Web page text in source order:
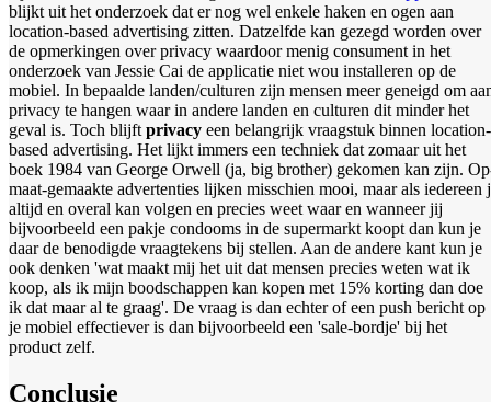
blijkt uit het onderzoek dat er nog wel enkele haken en ogen aan
location-based advertising zitten. Datzelfde kan gezegd worden over
de opmerkingen over privacy waardoor menig consument in het
onderzoek van Jessie Cai de applicatie niet wou installeren op de
mobiel. In bepaalde landen/culturen zijn mensen meer geneigd om
privacy te hangen waar in andere landen en culturen dit minder het
geval is. Toch blijftprivacy een belangrijk vraagstuk binnen location-
based advertising. Het lijkt immers een techniek dat zomaar uit het
boek 1984 van George Orwell (ja, big brother) gekomen kan zijn.
maat-gemaakte advertenties lijken misschien mooi, maar als iedereen
altijd en overal kan volgen en precies weet waar en wanneer jij
bijvoorbeeld een pakje condooms in de supermarkt koopt dan kun je
daar de benodigde vraagtekens bij stellen. Aan de andere kant kun je
ook denken 'wat maakt mij het uit dat mensen precies weten wat ik
koop, als ik mijn boodschappen kan kopen met 15% korting dan doe
ik dat maar al te graag'. De vraag is dan echter of een push bericht op
je mobiel effectiever is dan bijvoorbeeld een 'sale-bordje' bij het
product zelf.
Conclusie